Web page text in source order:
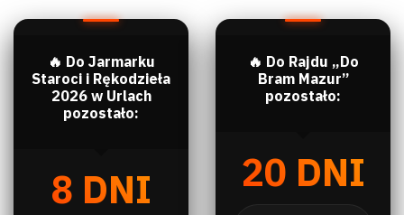
🔥 Do Jarmarku
Staroci i Rękodzieła
2026 w Urlach
pozostało:
8 DNI
🔥 Do Rajdu „Do
Bram Mazur”
pozostało:
20 DNI